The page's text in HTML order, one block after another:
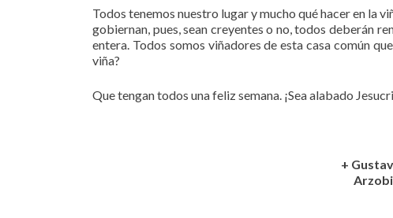
Todos tenemos nuestro lugar y mucho qué hacer en la
gobiernan, pues, sean creyentes o no, todos deberán
entera. Todos somos viñadores de esta casa común
viña?
Que tengan todos una feliz semana. ¡Sea alabado
+